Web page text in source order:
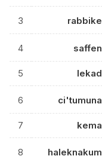
3 rabbike
4 saffen
5 lekad
6 ci'tumuna
7 kema
8 haleknakum